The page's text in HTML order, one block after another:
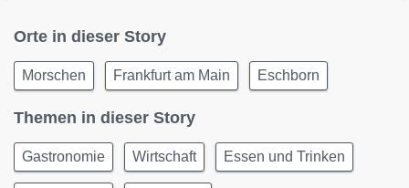
Orte in dieser Story
Morschen Frankfurt am Main Eschborn
Themen in dieser Story
Gastronomie Wirtschaft Essen und Trinken